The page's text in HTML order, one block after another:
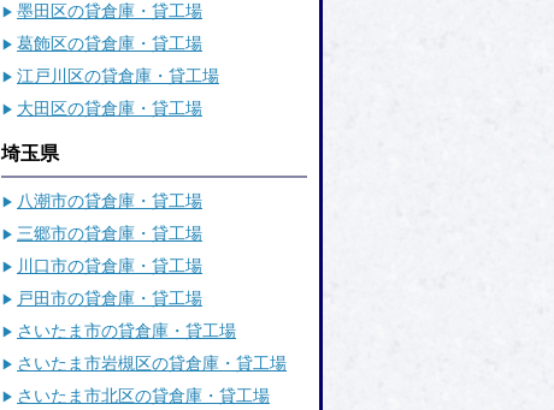
墨田区の貸倉庫・貸工場
葛飾区の貸倉庫・貸工場
江戸川区の貸倉庫・貸工場
大田区の貸倉庫・貸工場
埼玉県
八潮市の貸倉庫・貸工場
三郷市の貸倉庫・貸工場
川口市の貸倉庫・貸工場
戸田市の貸倉庫・貸工場
さいたま市の貸倉庫・貸工場
さいたま市岩槻区の貸倉庫・貸工場
さいたま市北区の貸倉庫・貸工場